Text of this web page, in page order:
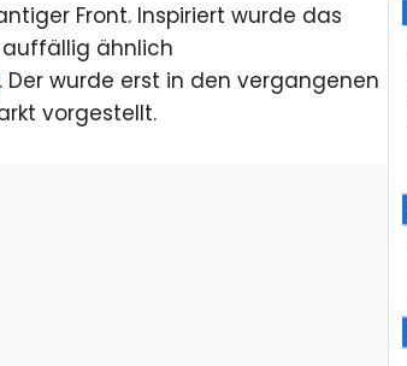
Front. Inspiriert wurde das
ähnlich
. Der wurde erst in den vergangenen
vorgestellt.